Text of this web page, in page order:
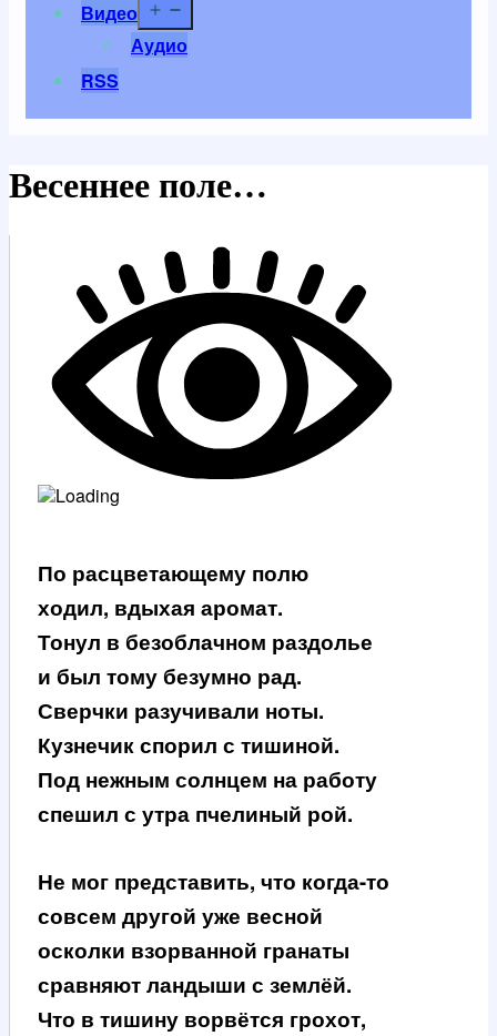
Видео
Аудио
RSS
Весеннее поле…
По расцветающему полю
ходил, вдыхая аромат.
Тонул в безоблачном раздолье
и был тому безумно рад.
Сверчки разучивали ноты.
Кузнечик спорил с тишиной.
Под нежным солнцем на работу
спешил с утра пчелиный рой.
Не мог представить, что когда-то
совсем другой уже весной
осколки взорванной гранаты
сравняют ландыши с землёй.
Что в тишину ворвётся грохот,